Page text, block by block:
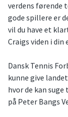
verdens førende
gode spillere er
vil du have et
Craigs viden i
Dansk Tennis
kunne give
hvor de kan
på Peter Bangs